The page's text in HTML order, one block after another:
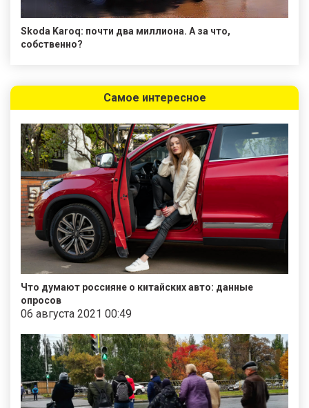
Skoda Karoq: почти два миллиона. А за что,
собственно?
Самое интересное
Что думают россияне о китайских авто: данные
опросов
06 августа 2021 00:49